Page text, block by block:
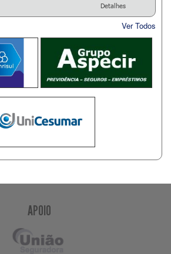
Detalhes
Ver Todos
APOIO